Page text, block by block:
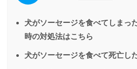
犬がソーセージを食べてしまっ
時の対処法はこちら
犬がソーセージを食べて死亡し